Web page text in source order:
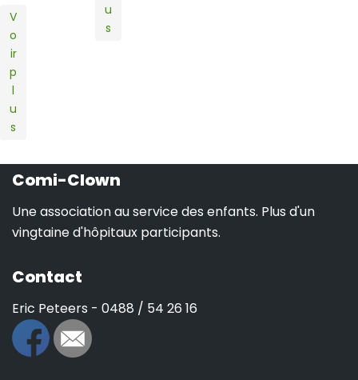
V
o
ir
p
l
u
s
u
s
Comi-Clown
Une association au service des enfants. Plus d'un
vingtaine d'hôpitaux participants.
Contact
Eric Peteers - 0488 / 54 26 16